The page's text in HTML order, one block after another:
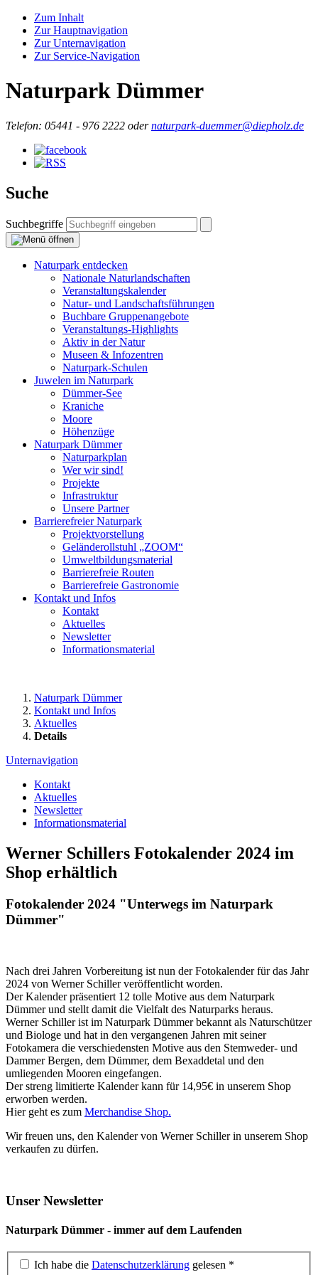
Zum Inhalt
Zur Hauptnavigation
Zur Unternavigation
Zur Service-Navigation
Naturpark Dümmer
Telefon: 05441 - 976 2222 odernaturpark-duemmer@diepholz.de
Suche
Suchbegriffe
Naturpark entdecken
Nationale Naturlandschaften
Veranstaltungskalender
Natur- und Landschaftsführungen
Buchbare Gruppenangebote
Veranstaltungs-Highlights
Aktiv in der Natur
Museen & Infozentren
Naturpark-Schulen
Juwelen im Naturpark
Dümmer-See
Kraniche
Moore
Höhenzüge
Naturpark Dümmer
Naturparkplan
Wer wir sind!
Projekte
Infrastruktur
Unsere Partner
Barrierefreier Naturpark
Projektvorstellung
Geländerollstuhl „ZOOM“
Umweltbildungsmaterial
Barrierefreie Routen
Barrierefreie Gastronomie
Kontakt und Infos
Kontakt
Aktuelles
Newsletter
Informationsmaterial
Naturpark Dümmer
Kontakt und Infos
Aktuelles
Details
Unternavigation
Kontakt
Aktuelles
Newsletter
Informationsmaterial
Werner Schillers Fotokalender 2024 im
Shop erhältlich
Fotokalender 2024 "Unterwegs im Naturpark
Dümmer"
Nach drei Jahren Vorbereitung ist nun der Fotokalender für das Jahr
2024 von Werner Schiller veröffentlicht worden.
Der Kalender präsentiert 12 tolle Motive aus dem Naturpark
Dümmer und stellt damit die Vielfalt des Naturparks heraus.
Werner Schiller ist im Naturpark Dümmer bekannt als Naturschützer
und Biologe und hat in den vergangenen Jahren mit seiner
Fotokamera die verschiedensten Motive aus den Stemweder- und
Dammer Bergen, dem Dümmer, dem Bexaddetal und den
umliegenden Mooren eingefangen.
Der streng limitierte Kalender kann für 14,95€ in unserem Shop
erworben werden.
Hier geht es zum Merchandise Shop.
Wir freuen uns, den Kalender von Werner Schiller in unserem Shop
verkaufen zu dürfen.
Unser Newsletter
Naturpark Dümmer - immer auf dem Laufenden
Ich habe die Datenschutzerklärung gelesen *